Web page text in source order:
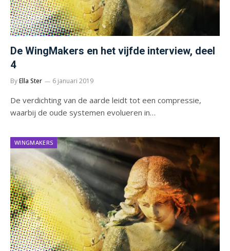
De WingMakers en het vijfde interview, deel
4
ByElla Ster 6 januari 2019
De verdichting van de aarde leidt tot een compressie,
waarbij de oude systemen evolueren in…
WINGMAKERS